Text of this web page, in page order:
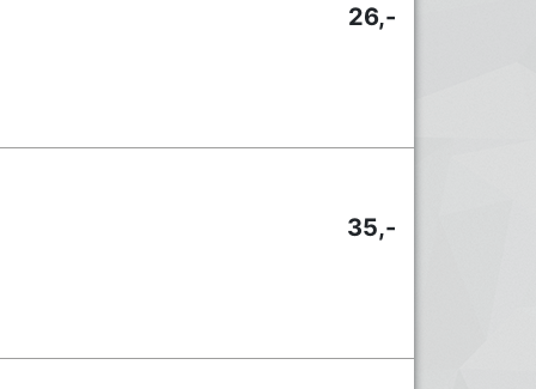
26,-
35,-